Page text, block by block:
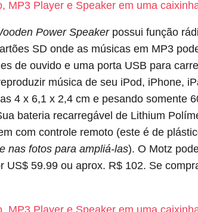
Power Speakerpossui função
SD onde as músicas em MP3
de ouvido e uma porta USB para
música de seu iPod, iPhone,
4 x 6,1 x 2,4 cm e pesando somente
bateria recarregável de Lithium
com controle remoto (este é de
nas fotos para ampliá-las). O Motz
US$ 59.99 ou aprox. R$ 102. Se